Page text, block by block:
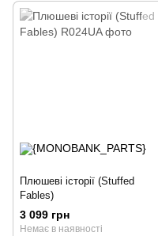
Плюшеві історії (Stuffed
Fables)
3 099 грн
Немає в наявності